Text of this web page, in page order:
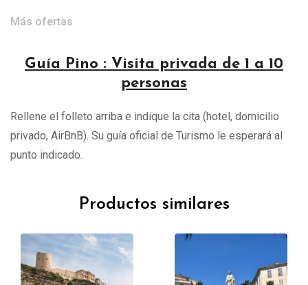
Más ofertas
Guía Pino : Visita privada de 1 a 10
personas
Rellene el folleto arriba e indique la cita (hotel, domicilio
privado, AirBnB). Su guía oficial de Turismo le esperará al
punto indicado.
Productos similares